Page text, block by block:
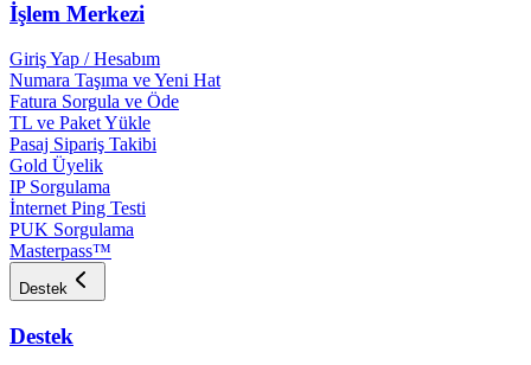
İşlem Merkezi
Giriş Yap / Hesabım
Numara Taşıma ve Yeni Hat
Fatura Sorgula ve Öde
TL ve Paket Yükle
Pasaj Sipariş Takibi
Gold Üyelik
IP Sorgulama
İnternet Ping Testi
PUK Sorgulama
Masterpass™
Destek
Destek